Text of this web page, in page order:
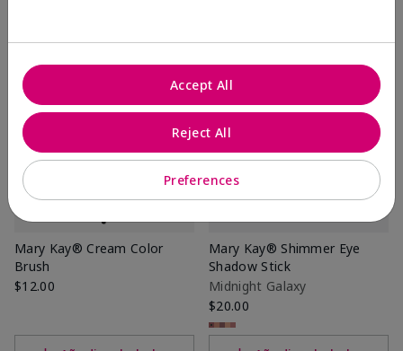
Mary Kay® Cream Color
Brush
$12.00
Mary Kay® Shimmer Eye
Shadow Stick
Midnight Galaxy
$20.00
Preferences
Reject All
Accept All